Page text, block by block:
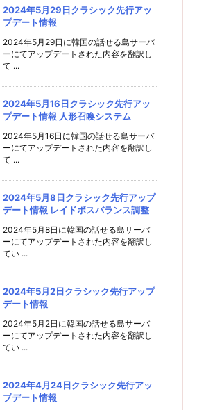
2024年5月29日クラシック先行アッ
プデート情報
2024年5月29日に韓国の話せる島サーバ
ーにてアップデートされた内容を翻訳し
て ...
2024年5月16日クラシック先行アッ
プデート情報 人形召喚システム
2024年5月16日に韓国の話せる島サーバ
ーにてアップデートされた内容を翻訳し
て ...
2024年5月8日クラシック先行アップ
デート情報 レイドボスバランス調整
2024年5月8日に韓国の話せる島サーバ
ーにてアップデートされた内容を翻訳し
てい ...
2024年5月2日クラシック先行アップ
デート情報
2024年5月2日に韓国の話せる島サーバ
ーにてアップデートされた内容を翻訳し
てい ...
2024年4月24日クラシック先行アッ
プデート情報